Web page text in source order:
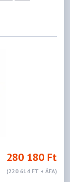
280 180 Ft
(220 614 FT + ÁFA)